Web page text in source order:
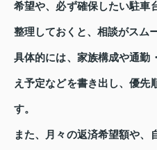
希望や、必ず確保したい駐車
整理しておくと、相談がスム
具体的には、家族構成や通勤
え予定などを書き出し、優先
す。
また、月々の返済希望額や、